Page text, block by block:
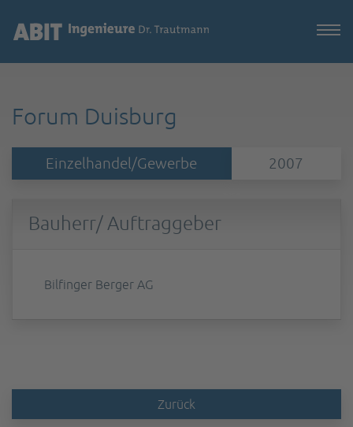
Forum Duisburg
Einzelhandel/Gewerbe 2007
Bauherr/ Auftraggeber
Bilfinger Berger AG
Zurück